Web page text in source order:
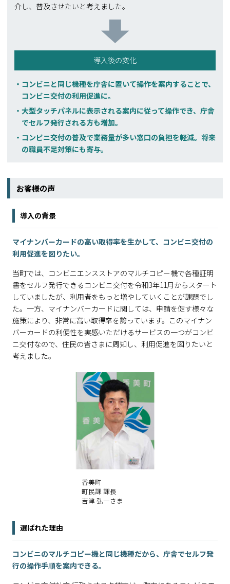
介し、普及させたいと考えました。
導入後の変化
コンビニと同じ機種を庁舎に置いて操作を案内することで、
コンビニ交付の利用促進に。
大型タッチパネルに表示される案内に従って操作でき、庁舎
でセルフ発行される方も増加。
コンビニ交付の普及で業務量が多い窓口の負担を軽減。将来
の職員不足対策にも寄与。
お客様の声
導入の背景
マイナンバーカードの高い取得率を生かして、コンビニ交付の
利用促進を図りたい。
当町では、コンビニエンスストアのマルチコピー機で各種証明
書をセルフ発行できるコンビニ交付を令和3年11月からスタート
していましたが、利用者をもっと増やしていくことが課題でし
た。一方、マイナンバーカードに関しては、申請を促す様々な
施策により、非常に高い取得率を誇っています。このマイナン
バーカードの利便性を実感いただけるサービスの一つがコンビ
ニ交付なので、住民の皆さまに周知し、利用促進を図りたいと
考えました。
香美町
町民課 課長
吉津 弘一さま
選ばれた理由
コンビニのマルチコピー機と同じ機種だから、庁舎でセルフ発
行の操作手順を案内できる。